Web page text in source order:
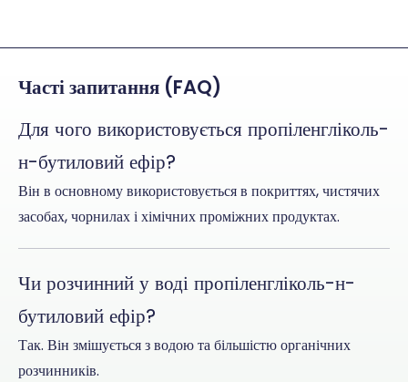
Часті запитання (FAQ)
Для чого використовується пропіленгліколь-
н-бутиловий ефір?
Він в основному використовується в покриттях, чистячих
засобах, чорнилах і хімічних проміжних продуктах.
Чи розчинний у воді пропіленгліколь-н-
бутиловий ефір?
Так. Він змішується з водою та більшістю органічних
розчинників.